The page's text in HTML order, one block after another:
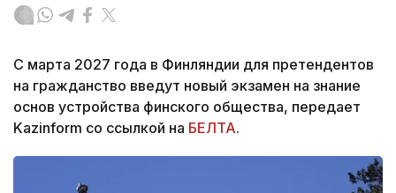
С марта 2027 года в Финляндии для претендентов
на гражданство введут новый экзамен на знание
основ устройства финского общества, передает
Kazinform со ссылкой на БЕЛТА.